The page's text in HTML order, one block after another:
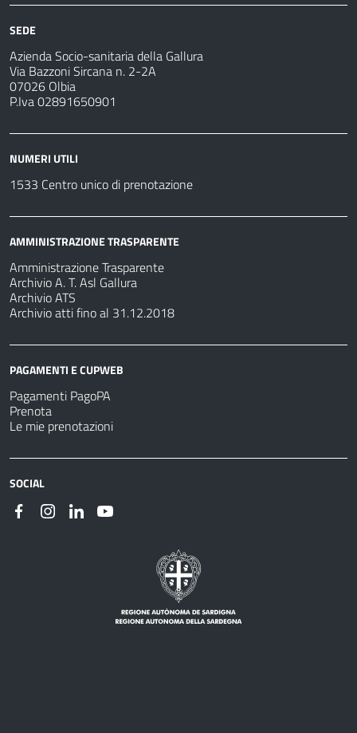
SEDE
Azienda Socio-sanitaria della Gallura
Via Bazzoni Sircana n. 2-2A
07026 Olbia
P.Iva 02891650901
NUMERI UTILI
1533 Centro unico di prenotazione
AMMINISTRAZIONE TRASPARENTE
Amministrazione Trasparente
Archivio A. T. Asl Gallura
Archivio ATS
Archivio atti fino al 31.12.2018
PAGAMENTI E CUPWEB
Pagamenti PagoPA
Prenota
Le mie prenotazioni
SOCIAL